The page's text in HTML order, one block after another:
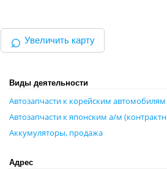
⌕ Увеличить карту
Виды деятельности
Автозапчасти к корейским автомобилям
Автозапчасти к японским а/м
Аккумуляторы, продажа
Адрес